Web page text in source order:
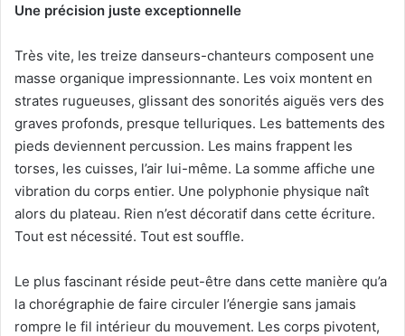
Une précision juste exceptionnelle
Très vite, les treize danseurs-chanteurs composent une
masse organique impressionnante. Les voix montent en
strates rugueuses, glissant des sonorités aiguës vers des
graves profonds, presque telluriques. Les battements des
pieds deviennent percussion. Les mains frappent les
torses, les cuisses, l’air lui-même. La somme affiche une
vibration du corps entier. Une polyphonie physique naît
alors du plateau. Rien n’est décoratif dans cette écriture.
Tout est nécessité. Tout est souffle.
Le plus fascinant réside peut-être dans cette manière qu’a
la chorégraphie de faire circuler l’énergie sans jamais
rompre le fil intérieur du mouvement. Les corps pivotent,